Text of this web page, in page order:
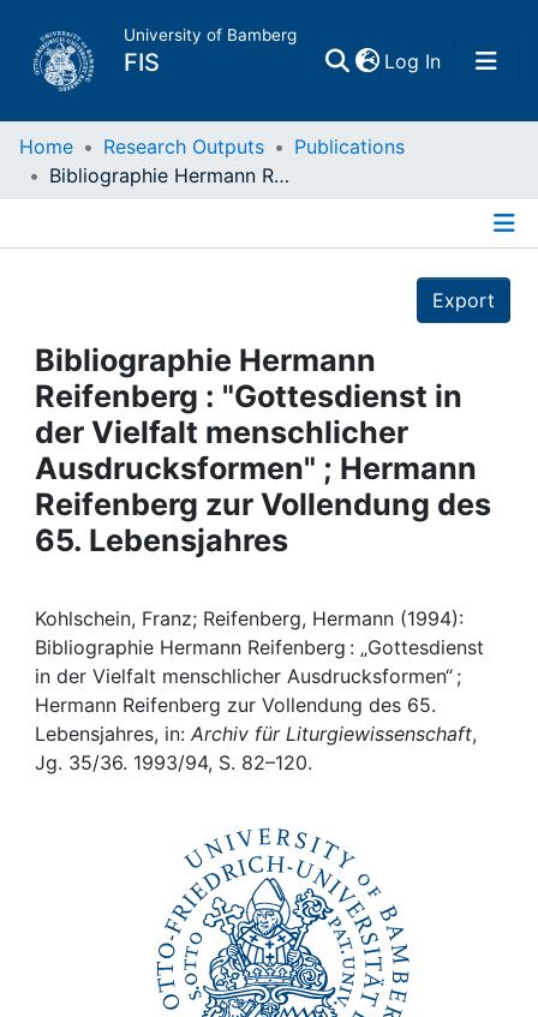
University of Bamberg
FIS Log In(current)
Home
Projects
People
Institutions
Awards
Help
Home Research Outputs
Publications
Bibliographie Hermann Reifenberg : "Gottesdienst in der Vielfalt menschlicher Ausdrucksformen" ; Hermann Reifenberg zur Vollendung des 65. Lebensjahres
Export
Bibliographie Hermann
Reifenberg : "Gottesdienst in
der Vielfalt menschlicher
Ausdrucksformen" ; Hermann
Reifenberg zur Vollendung des
65. Lebensjahres
Kohlschein, Franz; Reifenberg, Hermann (1994):
Bibliographie Hermann Reifenberg : „Gottesdienst
in der Vielfalt menschlicher Ausdrucksformen“ ;
Hermann Reifenberg zur Vollendung des 65.
Lebensjahres, in: Archiv für Liturgiewissenschaft,
Jg. 35/36. 1993/94, S. 82–120.